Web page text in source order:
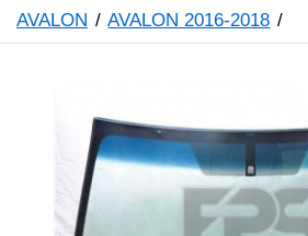
AVALON
AVALON 2016-2018